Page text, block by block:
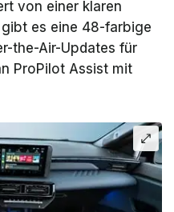
von einer klaren
es eine 48-farbige
the-Air-Updates für
ProPilot Assist mit